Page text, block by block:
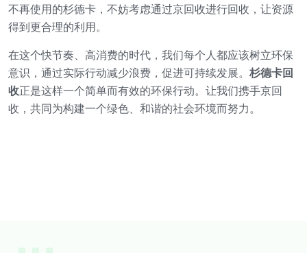
不再使用的杉德卡，不妨考虑通过京回收进行回收，让资源
得到更合理的利用。
在这个快节奏、高消费的时代，我们每个人都应该树立环保
意识，通过实际行动减少浪费，促进可持续发展。 杉德卡回
收正是这样一个简单而有效的环保行动。让我们携手京回
收，共同为构建一个绿色、和谐的社会环境而努力。